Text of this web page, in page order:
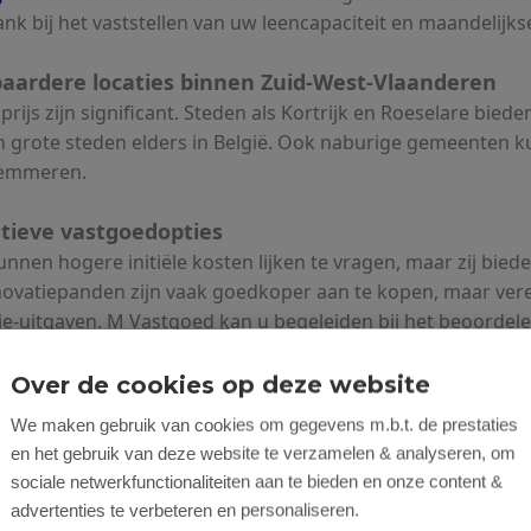
bij het vaststellen van uw leencapaciteit en
locaties binnen Zuid-West-Vlaanderen
zijn significant. Steden als Kortrijk en Roeselare
grote steden elders in België. Ook naburige gemeenten
vastgoedopties
hogere initiële kosten lijken te vragen, maar zij
zijn vaak goedkoper aan te kopen, maar
uitgaven. M Vastgoed kan u begeleiden bij het
verkoopwaarde.
van premies en subsidies
federale premies kunnen de kosten aanzienlijk drukken.
voor energiezuinige verbeteringen, of
Vlaamse instanties en via professionele advieskanalen.
Over de cookies op deze website
We maken gebruik van cookies om gegevens m.b.t. de prestaties
en het gebruik van deze website te verzamelen & analyseren, om
sociale netwerkfunctionaliteiten aan te bieden en onze content &
advertenties te verbeteren en personaliseren.